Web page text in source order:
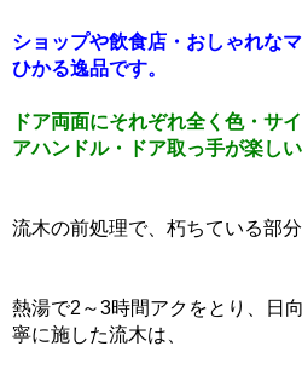
ショップや飲食店・おしゃれな
ひかる逸品です。
ドア両面にそれぞれ全く色・サ
アハンドル・ドア取っ手が楽しい
流木の前処理で、朽ちている部分
熱湯で2～3時間アクをとり、日
寧に施した流木は、